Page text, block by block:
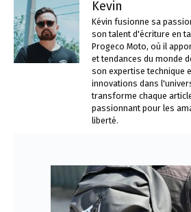
Kevin
Kévin fusionne sa
son talent d'écriture en
Progeco Moto, où il
et tendances du monde
son expertise technique
innovations dans
transforme chaque
passionnant pour les
liberté.